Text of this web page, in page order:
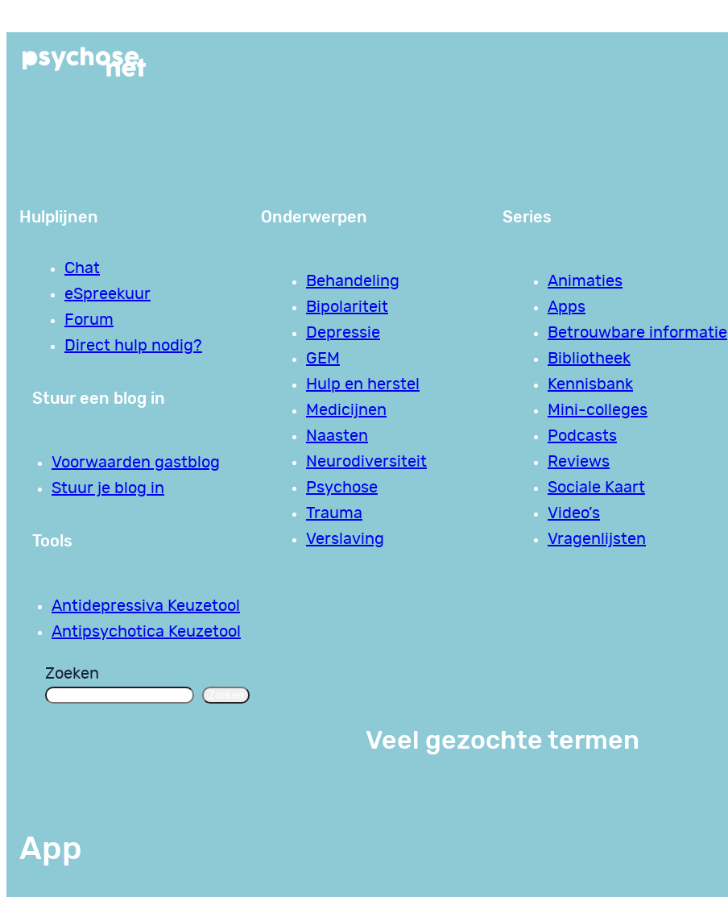
de
Hulplijnen
Chat
eSpreekuur
Forum
Direct hulp nodig?
Stuur een blog in
Voorwaarden gastblog
Stuur je blog in
Tools
Antidepressiva Keuzetool
Antipsychotica Keuzetool
Onderwerpen
Behandeling
Bipolariteit
Depressie
GEM
Hulp en herstel
Medicijnen
Naasten
Neurodiversiteit
Psychose
Trauma
Verslaving
Series
Animaties
Apps
Betrouwbare informatie
Bibliotheek
Kennisbank
Mini-colleges
Podcasts
Reviews
Sociale Kaart
Video’s
Vragenlijsten
Zoeken
Veel gezochte termen
App